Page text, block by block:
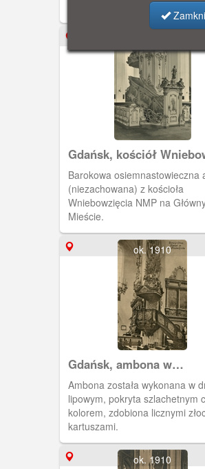
Gdańsk, kościół
NMP, Danzig Die
Barokowa osiemnastowieczna
(niezachowana) z kościoła
Wniebowzięcia NMP na
Mieście.
ok. 1910
Gdańsk, ambona w
Archikatedrze Oliwskiej
Ambona została wykonana w
lipowym, pokryta szlachetnym
kolorem, zdobiona licznymi
kartuszami.
ok. 1910